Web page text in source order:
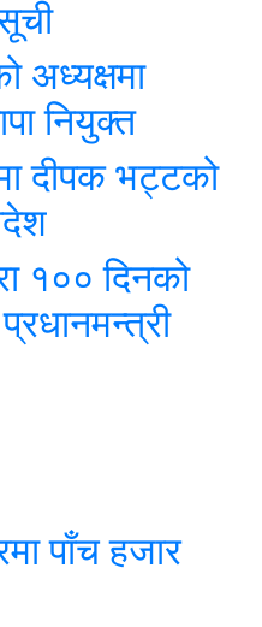
अध्यक्षमा
नियुक्त
दीपक भट्टको
१०० दिनको
पाँच हजार